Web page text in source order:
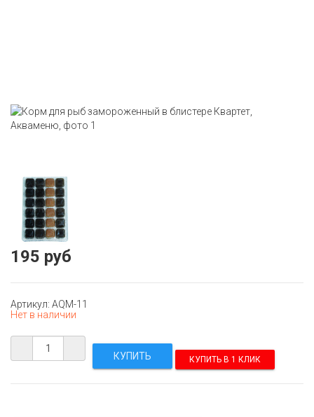
195 руб
Артикул: AQM-11
Нет в наличии
КУПИТЬ В 1 КЛИК